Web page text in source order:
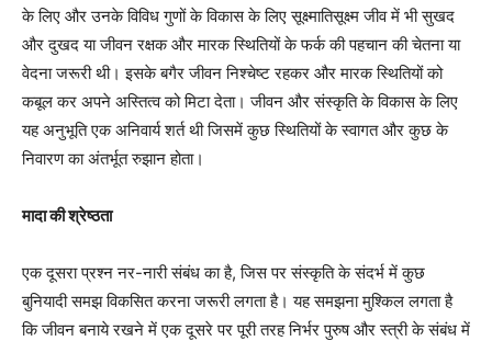
के लिए और उनके विविध गुणों के विकास के लिए सूक्ष्मातिसूक्ष्म जीव में भी सुखद
और दुखद या जीवन रक्षक और मारक स्थितियों के फर्क की पहचान की चेतना या
वेदना जरूरी थी। इसके बगैर जीवन निश्चेष्ट रहकर और मारक स्थितियों को
कबूल कर अपने अस्तित्व को मिटा देता। जीवन और संस्कृति के विकास के लिए
यह अनुभूति एक अनिवार्य शर्त थी जिसमें कुछ स्थितियों के स्वागत और कुछ के
निवारण का अंतर्भूत रुझान होता।
मादा की श्रेष्ठता
एक दूसरा प्रश्न नर-नारी संबंध का है, जिस पर संस्कृति के संदर्भ में कुछ
बुनियादी समझ विकसित करना जरूरी लगता है। यह समझना मुश्किल लगता है
कि जीवन बनाये रखने में एक दूसरे पर पूरी तरह निर्भर पुरुष और स्त्री के संबंध में